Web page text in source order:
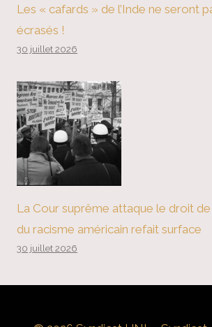
Les « cafards » de l’Inde ne seront
écrasés !
30 juillet 2026
La Cour suprême attaque le droit de
du racisme américain refait surface
30 juillet 2026